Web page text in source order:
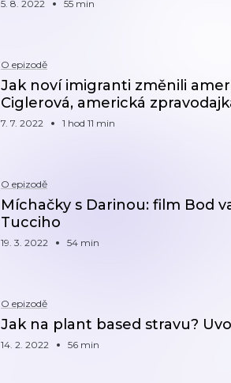
5. 8. 2022 55 min
O epizodě
Jak noví imigranti změnili
Ciglerová, americká
7. 7. 2022 1 hod 11 min
O epizodě
Míchačky s Darinou: film Bod
Tucciho
19. 3. 2022 54 min
O epizodě
Jak na plant based stravu?
14. 2. 2022 56 min